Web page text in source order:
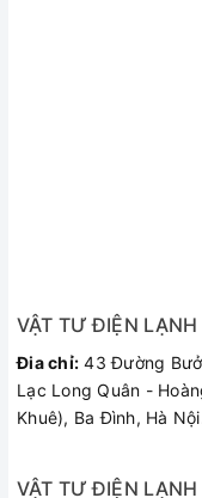
VẬT TƯ ĐIỆN LẠNH
Đia chỉ: 43 Đường
Lạc Long Quân -
Khuê), Ba Đình, Hà
VẬT TƯ ĐIỆN LẠNH